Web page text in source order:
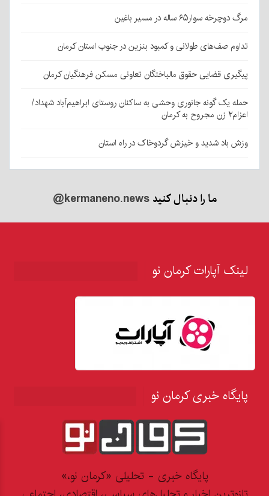
مرگ دوچرخه سوار۶۵ ساله در مسیر باغین
تداوم صف‌های طولانی و کمبود بنزین در جنوب استان کرمان
پیگیری قضایی حقوق مالباختگان تعاونی مسکن فرهنگیان کرمان
حمله یک گونه جانوری وحشی به ساکنان روستای ابراهیم‌آباد شهداد/
اعزام۲ زن مجروح به کرمان
وزش باد شدید و خیزش گردوخاک در راه استان
ما را دنبال کنید@kermaneno.news
لینک آپارات کرمان نو
پایگاه خبری کرمان نو
پایگاه خبری - تحلیلی «کرمان نو،»